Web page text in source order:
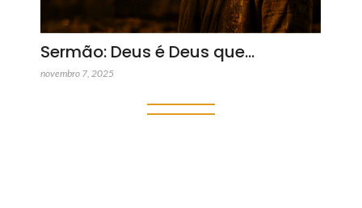
Sermão: Deus é Deus que…
novembro 7, 2025